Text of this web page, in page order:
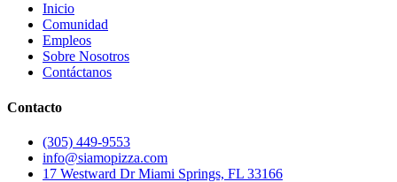
Inicio
Comunidad
Empleos
Sobre Nosotros
Contáctanos
Contacto
(305) 449-9553
info@siamopizza.com
17 Westward Dr Miami Springs, FL 33166